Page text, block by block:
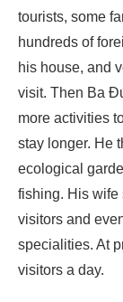
tourists, some
hundreds of
his house, and
visit. Then Ba
more activities
stay longer. He
ecological
fishing. His wife
visitors and
specialities. At
visitors a day.